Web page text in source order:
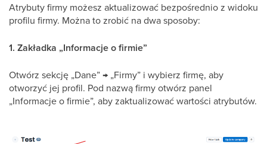
Atrybuty firmy możesz aktualizować bezpośrednio z widoku
profilu firmy. Można to zrobić na dwa sposoby:
1. Zakładka „Informacje o firmie”
Otwórz sekcję „Dane” → „Firmy” i wybierz firmę, aby
otworzyć jej profil. Pod nazwą firmy otwórz panel
„Informacje o firmie”, aby zaktualizować wartości atrybutów.